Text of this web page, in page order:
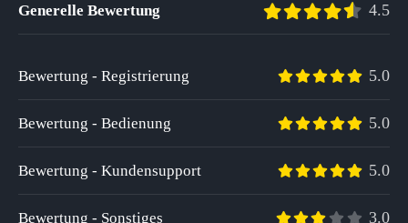
Generelle Bewertung 4.5
Bewertung - Registrierung 5.0
Bewertung - Bedienung 5.0
Bewertung - Kundensupport 5.0
Bewertung - Sonstiges 3.0